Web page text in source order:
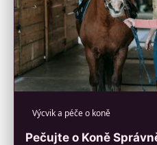
Výcvik a péče o koně
Pečujte o Koně